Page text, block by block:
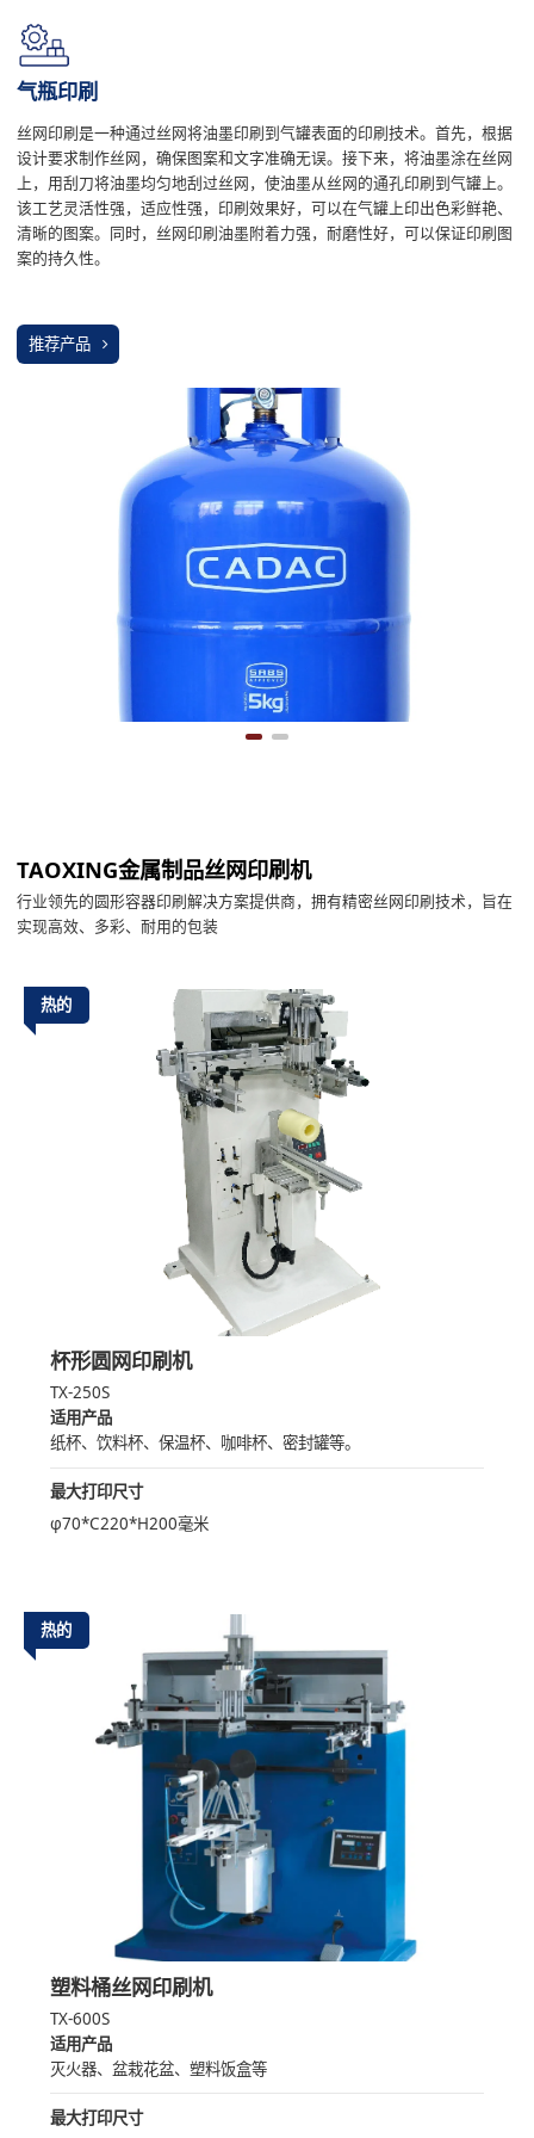
气瓶印刷
丝网印刷是一种通过丝网将油墨印刷到气罐表面的印刷技术。首先，根据
设计要求制作丝网，确保图案和文字准确无误。接下来，将油墨涂在丝网
上，用刮刀将油墨均匀地刮过丝网，使油墨从丝网的通孔印刷到气罐上。
该工艺灵活性强，适应性强，印刷效果好，可以在气罐上印出色彩鲜艳、
清晰的图案。同时，丝网印刷油墨附着力强，耐磨性好，可以保证印刷图
案的持久性。
推荐产品
TAOXING金属制品丝网印刷机
行业领先的圆形容器印刷解决方案提供商，拥有精密丝网印刷技术，旨在
实现高效、多彩、耐用的包装
热的
杯形圆网印刷机
TX-250S
适用产品
纸杯、饮料杯、保温杯、咖啡杯、密封罐等。
最大打印尺寸
φ70*C220*H200毫米
热的
塑料桶丝网印刷机
TX-600S
适用产品
灭火器、盆栽花盆、塑料饭盒等
最大打印尺寸